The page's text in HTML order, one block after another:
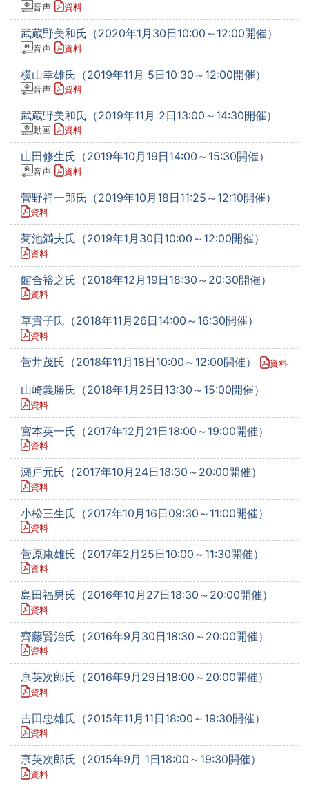
音声 資料
武蔵野美和氏（2020年1月30日10:00～12:00開催）
音声 資料
横山幸雄氏（2019年11月 5日10:30～12:00開催）
音声 資料
武蔵野美和氏（2019年11月 2日13:00～14:30開催）
動画 資料
山田修生氏（2019年10月19日14:00～15:30開催）
音声 資料
菅野祥一郎氏（2019年10月18日11:25～12:10開催）
資料
菊池満夫氏（2019年1月30日10:00～12:00開催）
資料
館合裕之氏（2018年12月19日18:30～20:30開催）
資料
草貴子氏（2018年11月26日14:00～16:30開催）
資料
菅井茂氏（2018年11月18日10:00～12:00開催） 資料
山崎義勝氏（2018年1月25日13:30～15:00開催）
資料
宮本英一氏（2017年12月21日18:00～19:00開催）
資料
瀬戸元氏（2017年10月24日18:30～20:00開催）
資料
小松三生氏（2017年10月16日09:30～11:00開催）
資料
菅原康雄氏（2017年2月25日10:00～11:30開催）
資料
島田福男氏（2016年10月27日18:30～20:00開催）
資料
齊藤賢治氏（2016年9月30日18:30～20:00開催）
資料
亰英次郎氏（2016年9月29日18:00～20:00開催）
資料
吉田忠雄氏（2015年11月11日18:00～19:30開催）
資料
亰英次郎氏（2015年9月 1日18:00～19:30開催）
資料